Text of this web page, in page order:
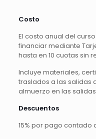
Costo
El costo anual del
financiar mediante
hasta en 10 cuotas sin
Incluye materiales,
traslados a las salidas
almuerzo en las
Descuentos
15% por pago contado